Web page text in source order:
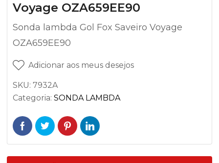
Voyage OZA659EE90
Sonda lambda Gol Fox Saveiro Voyage
OZA659EE90
Adicionar aos meus desejos
SKU: 7932A
Categoria: SONDA LAMBDA